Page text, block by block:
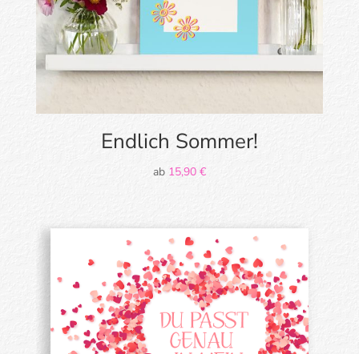
Endlich Sommer!
ab 15,90 €